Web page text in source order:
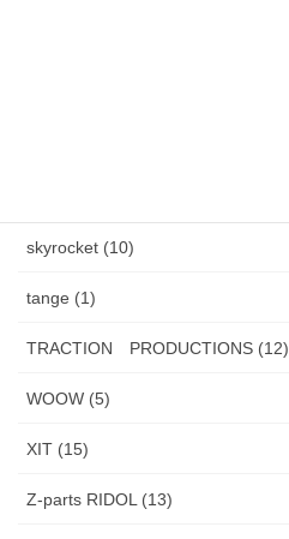
skyrocket (10)
tange (1)
TRACTION PRODUCTIONS (12)
WOOW (5)
XIT (15)
Z-parts RIDOL (13)